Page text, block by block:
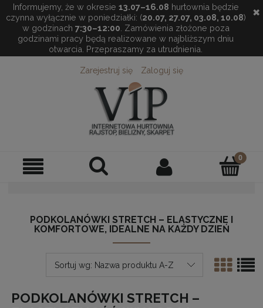
Informujemy, że w okresie 13.07–16.08 hurtownia będzie
czynna wyłącznie w poniedziałki: (20.07, 27.07, 03.08, 10.08)
w godzinach 7:30–12:00 . Zamówienia złożone poza
godzinami pracy będą realizowane w najbliższym dniu
otwarcia. Przepraszamy za utrudnienia.
✖
Zarejestruj się Zaloguj się
PODKOLANÓWKI STRETCH – ELASTYCZNE I
KOMFORTOWE, IDEALNE NA KAŻDY DZIEŃ
Sortuj wg: Nazwa produktu A-Z
PODKOLANÓWKI STRETCH –